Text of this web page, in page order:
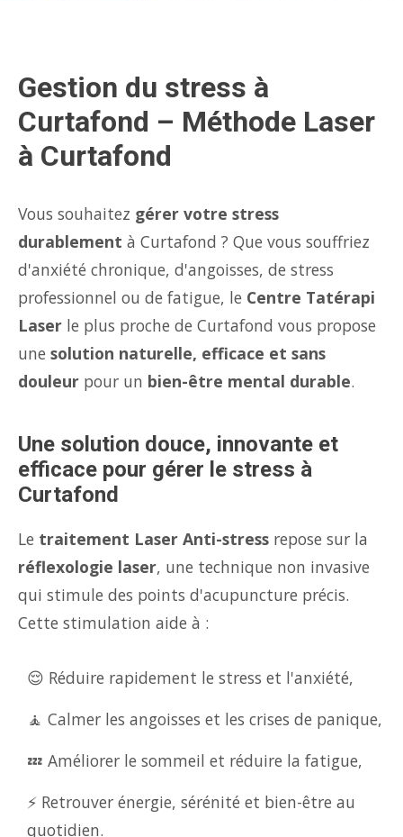
Gestion du stress à
Curtafond – Méthode Laser
à Curtafond
Vous souhaitez gérer votre stress
durablement à Curtafond ? Que vous souffriez
d'anxiété chronique, d'angoisses, de stress
professionnel ou de fatigue, le Centre Tatérapi
Laser le plus proche de Curtafond vous propose
une solution naturelle, efficace et sans
douleur pour un bien-être mental durable.
Une solution douce, innovante et
efficace pour gérer le stress à
Curtafond
Le traitement Laser Anti-stress repose sur la
réflexologie laser, une technique non invasive
qui stimule des points d'acupuncture précis.
Cette stimulation aide à :
😌 Réduire rapidement le stress et l'anxiété,
🧘 Calmer les angoisses et les crises de panique,
💤 Améliorer le sommeil et réduire la fatigue,
⚡ Retrouver énergie, sérénité et bien-être au
quotidien.